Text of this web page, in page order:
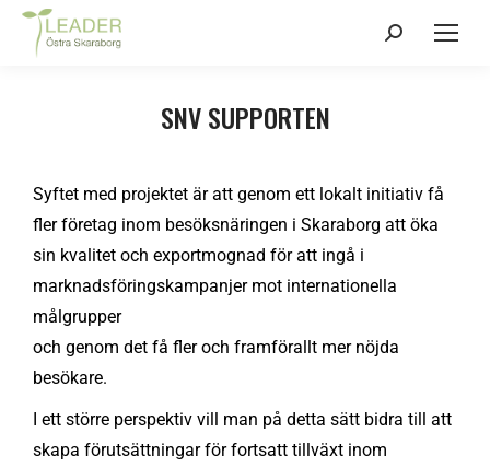
SNV SUPPORTEN
Syftet med projektet är att genom ett lokalt initiativ få
fler företag inom besöksnäringen i Skaraborg att öka
sin kvalitet och exportmognad för att ingå i
marknadsföringskampanjer mot internationella
målgrupper
och genom det få fler och framförallt mer nöjda
besökare.
I ett större perspektiv vill man på detta sätt bidra till att
skapa förutsättningar för fortsatt tillväxt inom